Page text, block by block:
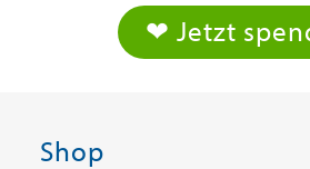
❤ Jetzt
Shop